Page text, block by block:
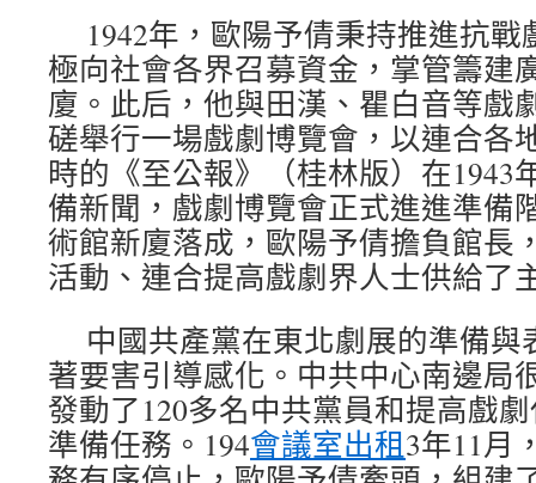
1942年，歐陽予倩秉持推進抗
極向社會各界召募資金，掌管籌建
廈。此后，他與田漢、瞿白音等戲
磋舉行一場戲劇博覽會，以連合各
時的《至公報》（桂林版）在1943
備新聞，戲劇博覽會正式進進準備
術館新廈落成，歐陽予倩擔負館長
活動、連合提高戲劇界人士供給了
中國共產黨在東北劇展的準備
著要害引導感化。中共中心南邊局
發動了120多名中共黨員和提高戲
準備任務。194會議室出租3年11月